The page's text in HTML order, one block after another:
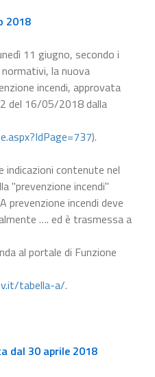
2018
11 giugno, secondo i
la nuova
incendi, approvata
del 16/05/2018 dalla
).
indicazioni contenute nel
"prevenzione incendi"
prevenzione incendi deve
…. ed è trasmessa a
al portale di Funzione
tabella-a/.
dal 30 aprile 2018